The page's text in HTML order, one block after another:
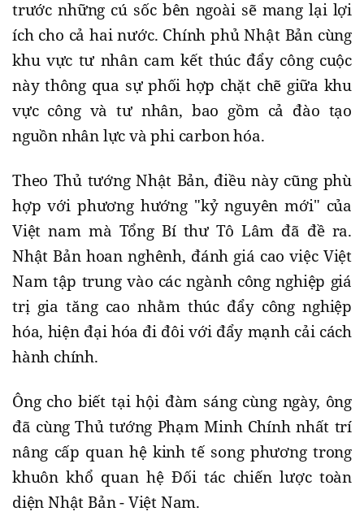
trước những cú sốc bên ngoài sẽ mang lại lợi
ích cho cả hai nước. Chính phủ Nhật Bản cùng
khu vực tư nhân cam kết thúc đẩy công cuộc
này thông qua sự phối hợp chặt chẽ giữa khu
vực công và tư nhân, bao gồm cả đào tạo
nguồn nhân lực và phi carbon hóa.
Theo Thủ tướng Nhật Bản, điều này cũng phù
hợp với phương hướng "kỷ nguyên mới" của
Việt nam mà Tổng Bí thư Tô Lâm đã đề ra.
Nhật Bản hoan nghênh, đánh giá cao việc Việt
Nam tập trung vào các ngành công nghiệp giá
trị gia tăng cao nhằm thúc đẩy công nghiệp
hóa, hiện đại hóa đi đôi với đẩy mạnh cải cách
hành chính.
Ông cho biết tại hội đàm sáng cùng ngày, ông
đã cùng Thủ tướng Phạm Minh Chính nhất trí
nâng cấp quan hệ kinh tế song phương trong
khuôn khổ quan hệ Đối tác chiến lược toàn
diện Nhật Bản - Việt Nam.